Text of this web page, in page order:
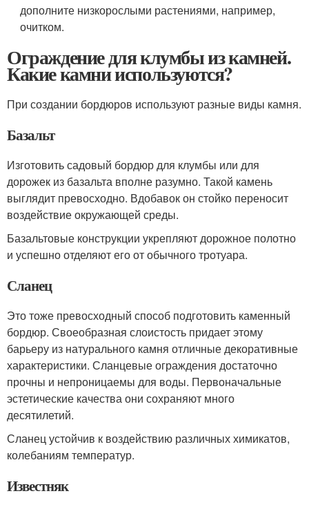
дополните низкорослыми растениями, например,
очитком.
Ограждение для клумбы из камней.
Какие камни используются?
При создании бордюров используют разные виды камня.
Базальт
Изготовить садовый бордюр для клумбы или для
дорожек из базальта вполне разумно. Такой камень
выглядит превосходно. Вдобавок он стойко переносит
воздействие окружающей среды.
Базальтовые конструкции укрепляют дорожное полотно
и успешно отделяют его от обычного тротуара.
Сланец
Это тоже превосходный способ подготовить каменный
бордюр. Своеобразная слоистость придает этому
барьеру из натурального камня отличные декоративные
характеристики. Сланцевые ограждения достаточно
прочны и непроницаемы для воды. Первоначальные
эстетические качества они сохраняют много
десятилетий.
Сланец устойчив к воздействию различных химикатов,
колебаниям температур.
Известняк